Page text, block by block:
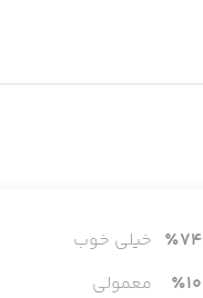
٪74
خیلی خوب
٪10
معمولی